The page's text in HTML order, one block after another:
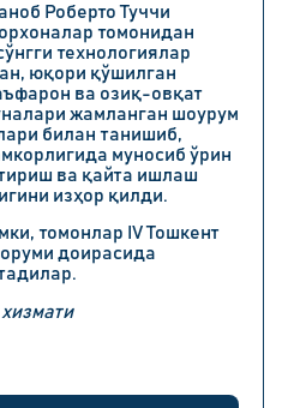
Роберто Туччи
томонидан
технологиялар
юқори қўшилган
ва озиқ-овқат
жамланган шоурум
билан танишиб,
муносиб ўрин
ва қайта ишлаш
изҳор қилди.
томонлар IV Тошкент
доирасида